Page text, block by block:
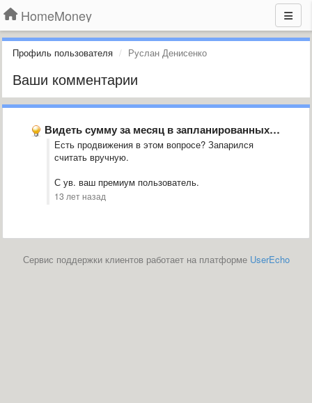
HomeMoney
Профиль пользователя Руслан Денисенко
Ваши комментарии
Видеть сумму за месяц в запланированных на главной странице
Есть продвижения в этом вопросе? Запарился
считать вручную.
С ув. ваш премиум пользователь.
13 лет назад
Сервис поддержки клиентов работает на платформе UserEcho